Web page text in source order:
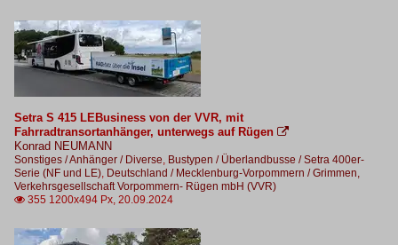
Setra S 415 LEBusiness von der VVR, mit
Fahrradtransortanhänger, unterwegs auf Rügen 
Konrad NEUMANN
Sonstiges / Anhänger / Diverse, Bustypen / Überlandbusse / Setra 400er-
Serie (NF und LE), Deutschland / Mecklenburg-Vorpommern / Grimmen,
Verkehrsgesellschaft Vorpommern- Rügen mbH (VVR)
 355 1200x494 Px, 20.09.2024